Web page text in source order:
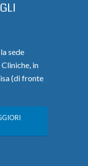
sede
in
(di fronte